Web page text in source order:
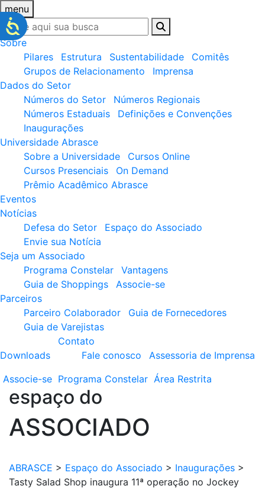
menu
Sobre
Pilares
Estrutura Sustentabilidade
Comitês
Grupos de Relacionamento
Imprensa
Dados do Setor
Números do Setor
Números Regionais
Números Estaduais
Definições e Convenções
Inaugurações
Universidade Abrasce
Sobre a Universidade
Cursos Online
Cursos Presenciais
On Demand
Prêmio Acadêmico Abrasce
Eventos
Notícias
Defesa do Setor
Espaço do Associado
Envie sua Notícia
Seja um Associado
Programa Constelar
Vantagens
Guia de Shoppings
Associe-se
Parceiros
Parceiro Colaborador
Guia de Fornecedores
Guia de Varejistas
Downloads
Contato
Fale conosco
Assessoria de Imprensa
Associe-se Programa Constelar Área Restrita
espaço do
ASSOCIADO
ABRASCE > Espaço do Associado > Inaugurações >
Tasty Salad Shop inaugura 11ª operação no Jockey